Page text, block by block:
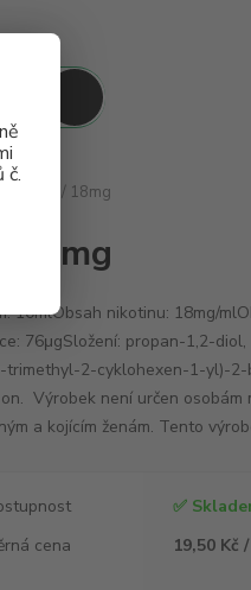
č.
- 10ml / 18mg
18mg
10mlObsah nikotinu: 18mg/
76μgSložení: propan-1,2-
trimethyl-2-cyklohexen-1-yl)-
Výrobek není určen osobám
a kojícím ženám. Tento
✅
cena
19,50 Kč